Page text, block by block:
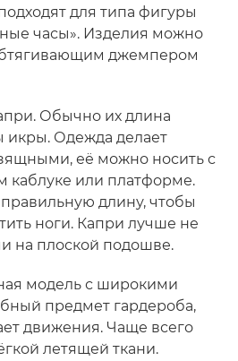
для типа фигуры
часы». Изделия можно
джемпером
Обычно их длина
икры. Одежда делает
её можно носить с
каблуке или платформе.
длину, чтобы
ноги. Капри лучше не
на плоской подошве.
модель с широкими
предмет гардероба,
движения. Чаще всего
летящей ткани.